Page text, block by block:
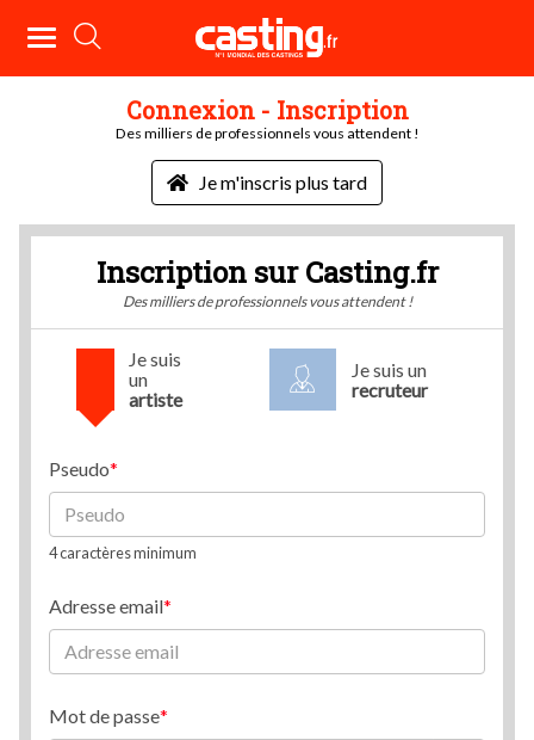
Connexion - Inscription
Des milliers de professionnels vous attendent !
Je m'inscris plus tard
Inscription sur Casting.fr
Des milliers de professionnels vous attendent !
Je suis
un
artiste
Je suis un
recruteur
Pseudo
4 caractères minimum
Adresse email
Mot de passe